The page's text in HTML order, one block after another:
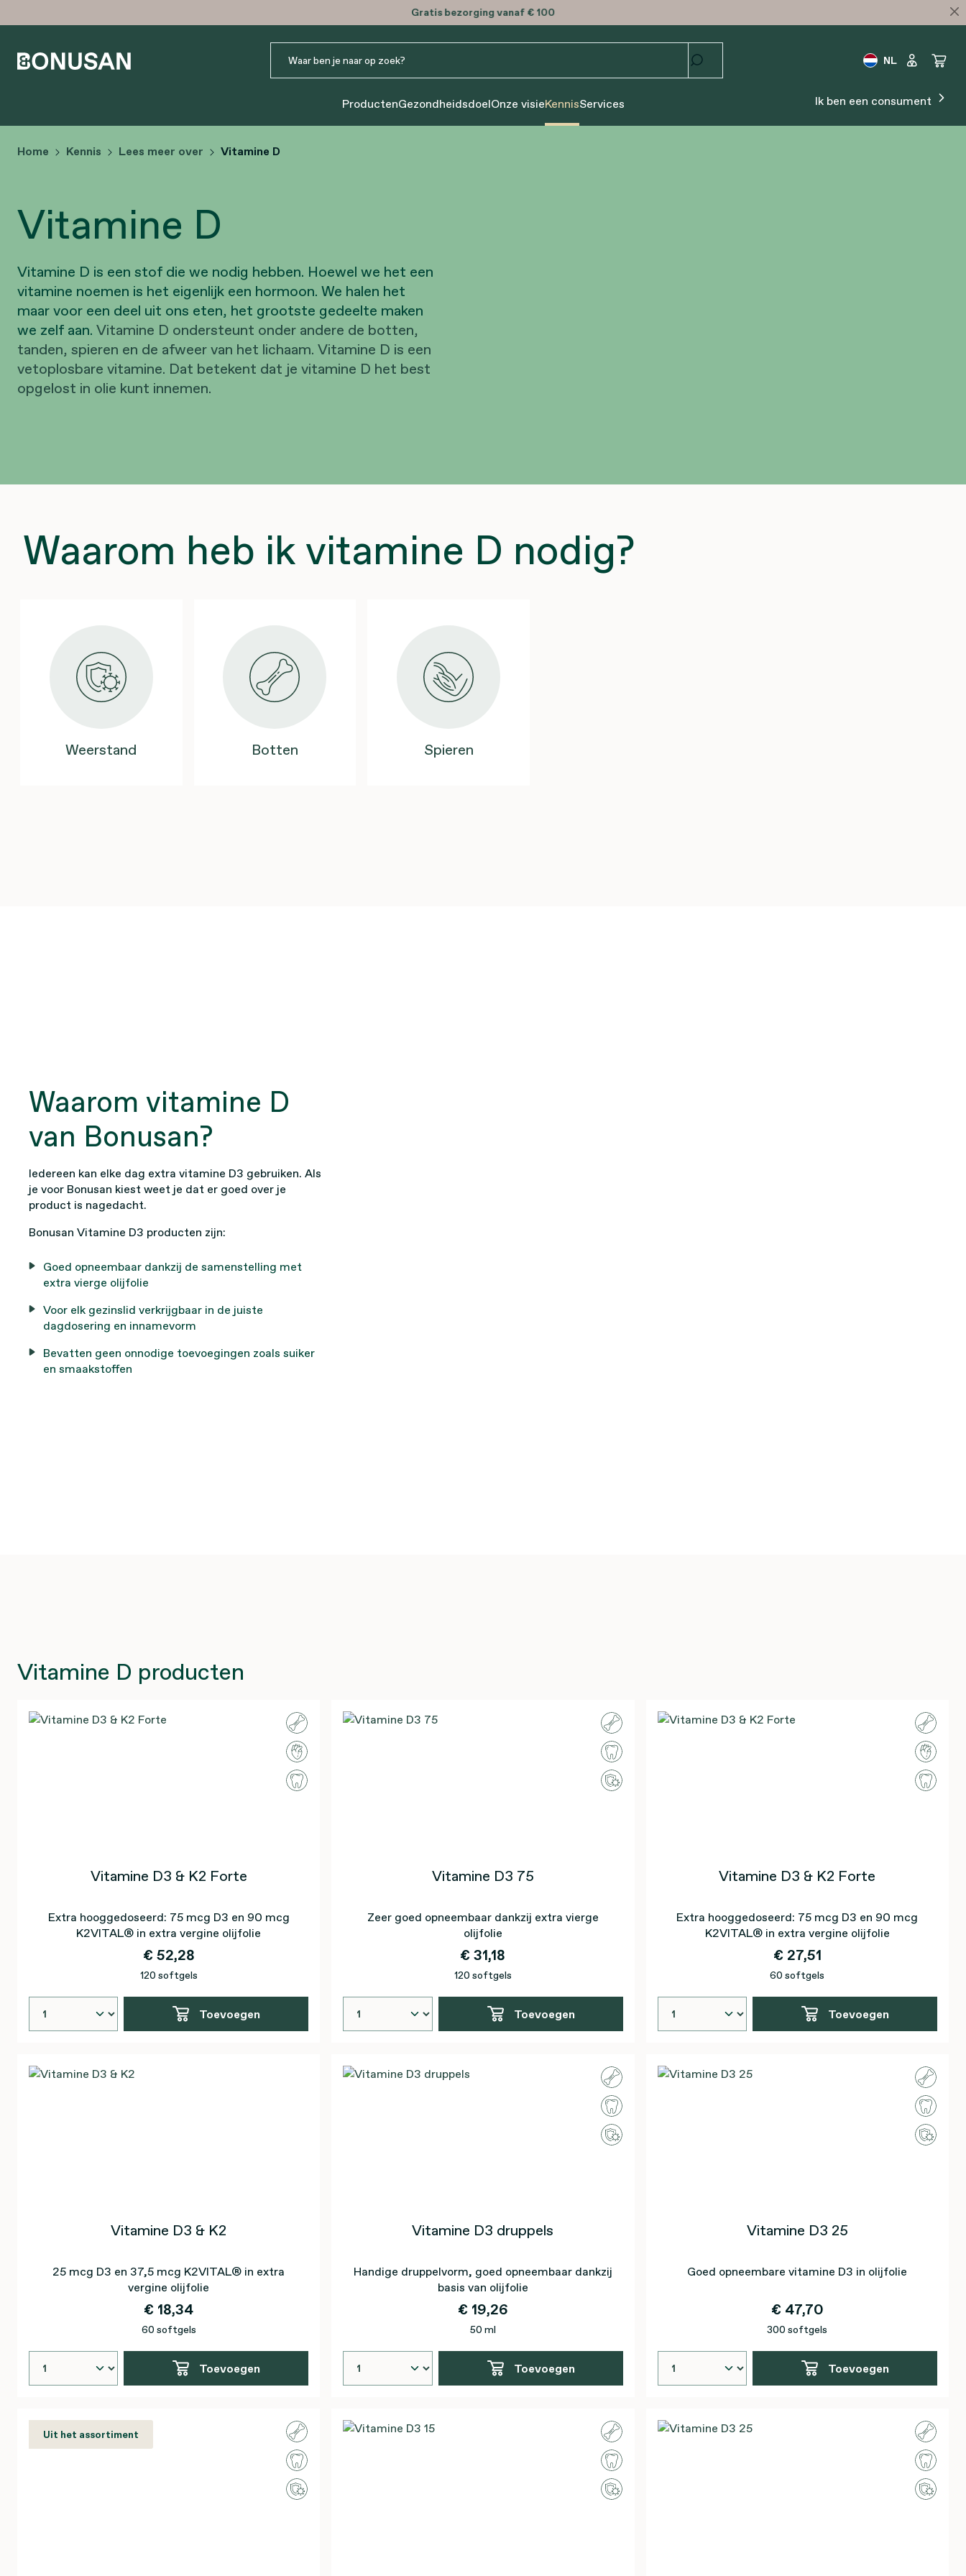
Gratisbezorging vanaf € 100
NL
ProductenGezondheidsdoelOnze visieKennisServices Ik ben een consument
Home Kennis Lees meer over Vitamine D
Vitamine D
Vitamine D is een stof die we nodig hebben. Hoewel we het een
vitamine noemen is het eigenlijk een hormoon. We halen het
maar voor een deel uit ons eten, het grootste gedeelte maken
we zelf aan. Vitamine D ondersteunt onder andere de botten,
tanden, spieren en de afweer van het lichaam. Vitamine D is een
vetoplosbare vitamine. Dat betekent dat je vitamine D het best
opgelost in olie kunt innemen.
Waarom heb ik vitamine D nodig?
Weerstand Botten Spieren
Waarom vitamine D
van Bonusan?
Iedereen kan elke dag extra vitamine D3 gebruiken. Als
je voor Bonusan kiest weet je dat er goed over je
product is nagedacht.
Bonusan Vitamine D3 producten zijn:
Goed opneembaar dankzij de samenstelling met
extra vierge olijfolie
Voor elk gezinslid verkrijgbaar in de juiste
dagdosering en innamevorm
Bevatten geen onnodige toevoegingen zoals suiker
en smaakstoffen
Vitamine D producten
Vitamine D3 & K2 Forte
Extra hooggedoseerd: 75 mcg D3 en 90 mcg
K2VITAL® in extra vergine olijfolie
€ 52,28
120 softgels
Toevoegen
Vitamine D3 75
Zeer goed opneembaar dankzij extra vierge
olijfolie
€ 31,18
120 softgels
Toevoegen
Vitamine D3 & K2 Forte
Extra hooggedoseerd: 75 mcg D3 en 90 mcg
K2VITAL® in extra vergine olijfolie
€ 27,51
60 softgels
Toevoegen
Vitamine D3 & K2
25 mcg D3 en 37,5 mcg K2VITAL® in extra
vergine olijfolie
€ 18,34
60 softgels
Toevoegen
Vitamine D3 druppels
Handige druppelvorm, goed opneembaar dankzij
basis van olijfolie
€ 19,26
50 ml
Toevoegen
Vitamine D3 25
Goed opneembare vitamine D3 in olijfolie
€ 47,70
300 softgels
Toevoegen
Uit het assortiment